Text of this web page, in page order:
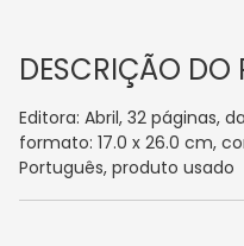
DESCRIÇÃO DO
Editora: Abril, 32 páginas,
formato: 17.0 x 26.0 cm,
Português, produto usado